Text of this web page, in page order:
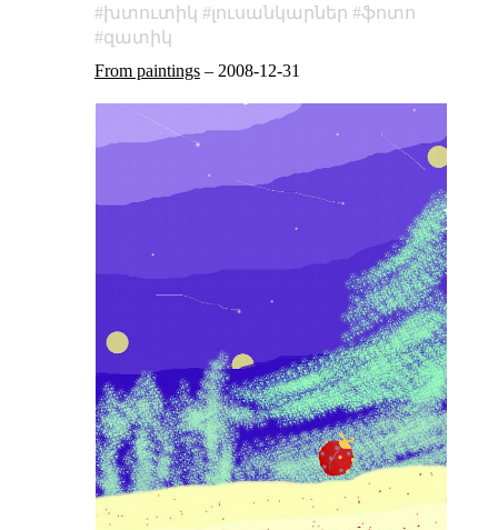
խտուտիկ
լուսանկարներ
ֆոտո
զատիկ
From paintings– 2008-12-31